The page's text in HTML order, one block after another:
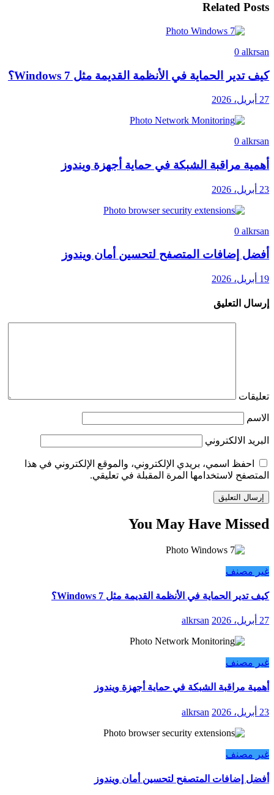
Related Posts
alkrsan
0
كيف تدير الحماية في الأنظمة القديمة مثل Windows 7؟
27 أبريل، 2026
alkrsan
0
أهمية مراقبة الشبكة في حماية أجهزة ويندوز
23 أبريل، 2026
alkrsan
0
أفضل إضافات المتصفح لتحسين أمان ويندوز
19 أبريل، 2026
إرسال التعليق
تعليقات
الاسم
البريد الالكتروني
احفظ اسمي، بريدي الإلكتروني، والموقع الإلكتروني في هذا
المتصفح لاستخدامها المرة المقبلة في تعليقي.
You May Have Missed
غير مصنف
كيف تدير الحماية في الأنظمة القديمة مثل Windows 7؟
27 أبريل، 2026 alkrsan
غير مصنف
أهمية مراقبة الشبكة في حماية أجهزة ويندوز
23 أبريل، 2026 alkrsan
غير مصنف
أفضل إضافات المتصفح لتحسين أمان ويندوز